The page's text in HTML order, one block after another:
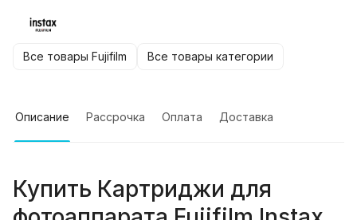
Все товары Fujifilm Все товары категории
Описание Рассрочка Оплата Доставка
Купить Картриджи для